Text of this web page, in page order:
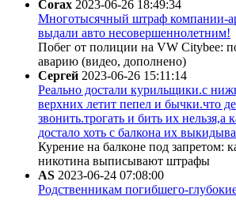
Corax 2023-06-26 18:49:34
Многотысячный штраф компании-
выдали авто несовершеннолетним!
Побег от полиции на VW Citybee:
аварию (видео, дополнено)
Сергей 2023-06-26 15:11:14
Реально достали курильщики.с
верхних летит пепел и бычки.что
звонить.трогать и бить их нельзя,а
достало хоть с балкона их
Курение на балконе под запретом:
никотина выписывают штрафы
AS 2023-06-24 07:08:00
Родственникам погибшего-